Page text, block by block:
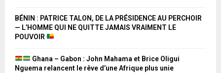
BÉNIN : PATRICE TALON, DE LA PRÉSIDENCE AU PERCHOIR
— L’HOMME QUI NE QUITTE JAMAIS VRAIMENT LE
POUVOIR
Ghana – Gabon : John Mahama et Brice Oligui
Nguema relancent le rêve d’une Afrique plus unie